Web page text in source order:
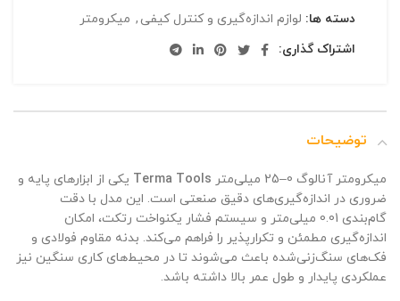
دسته ها: لوازم اندازه‌گیری و کنترل کیفی , میکرومتر
اشتراک گذاری:
توضیحات
میکرومتر آنالوگ 0–25 میلی‌متر Terma Tools یکی از ابزارهای پایه و
ضروری در اندازه‌گیری‌های دقیق صنعتی است. این مدل با دقت
گام‌بندی 0.01 میلی‌متر و سیستم فشار یکنواخت رتکت، امکان
اندازه‌گیری مطمئن و تکرارپذیر را فراهم می‌کند. بدنه مقاوم فولادی و
فک‌های سنگ‌زنی‌شده باعث می‌شوند تا در محیط‌های کاری سنگین نیز
عملکردی پایدار و طول عمر بالا داشته باشد.